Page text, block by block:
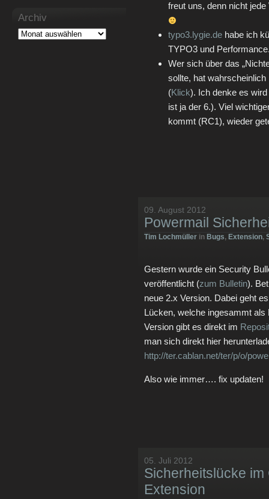
freut uns, denn nicht
typo3.lygie.de habe ich
TYPO3 und
Wer sich über das
sollte, hat
(Klick). Ich denke es
ist ja der 6.). Viel
kommt (RC1), wieder
09. August 2012
Powermail
Tim Lochmüller in Bugs, Extension,
Gestern wurde ein Security
veröffentlicht (zum Bulletin).
neue 2.x Version. Dabei geht
Lücken, welche ingesammt
Version gibt es direkt im
man sich direkt hier
http://ter.cablan.net/ter/p/o/
Also wie immer…. fix updaten!
05. Juli 2012
Sicherheitslücke
Extension
Archiv